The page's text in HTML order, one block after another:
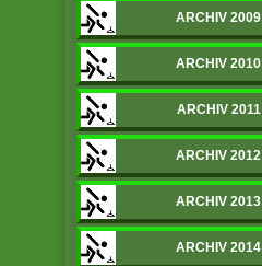
ARCHIV 2009
ARCHIV 2010
ARCHIV 2011
ARCHIV 2012
ARCHIV 2013
ARCHIV 2014